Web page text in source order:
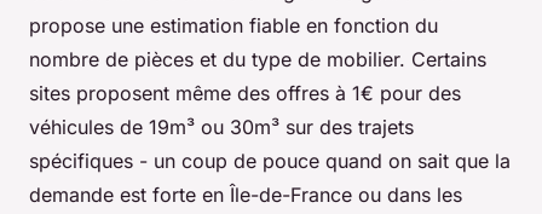
propose une estimation fiable en fonction du
nombre de pièces et du type de mobilier. Certains
sites proposent même des offres à 1€ pour des
véhicules de 19m³ ou 30m³ sur des trajets
spécifiques - un coup de pouce quand on sait que la
demande est forte en Île-de-France ou dans les